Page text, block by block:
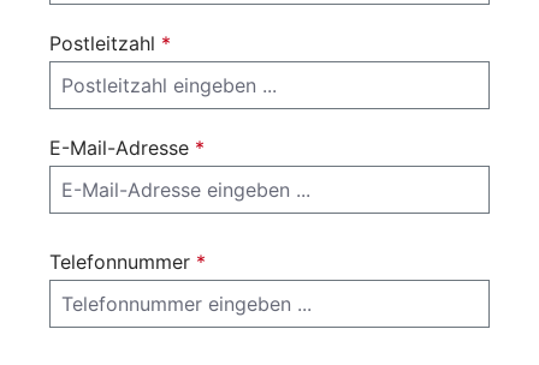
Postleitzahl *
E-Mail-Adresse *
Telefonnummer *